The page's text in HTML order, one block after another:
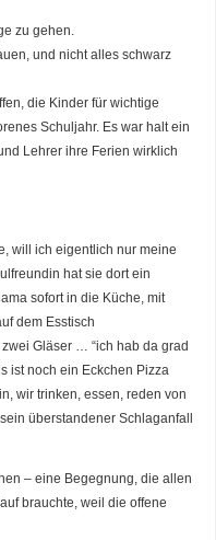
zu gehen.
und nicht alles schwarz
die Kinder für wichtige
Schuljahr. Es war halt ein
Lehrer ihre Ferien wirklich
will ich eigentlich nur meine
hat sie dort ein
sofort in die Küche, mit
dem Esstisch
Gläser … “ich hab da grad
ist noch ein Eckchen Pizza
wir trinken, essen, reden von
überstandener Schlaganfall
– eine Begegnung, die allen
brauchte, weil die offene